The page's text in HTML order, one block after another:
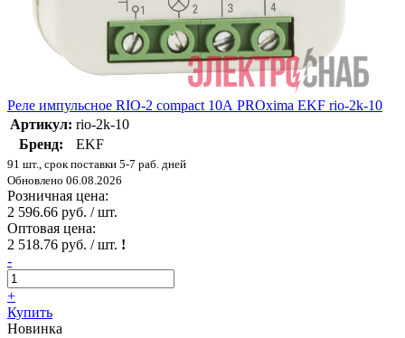
Реле импульсное RIO-2 compact 10А PROxima EKF rio-2k-10
Артикул: rio-2k-10
Бренд:
EKF
91 шт., срок поставки 5-7 раб. дней
Обновлено 06.08.2026
Розничная цена:
2 596.66 руб. / шт.
Оптовая цена:
2 518.76 руб. / шт. !
-
+
Купить
Новинка